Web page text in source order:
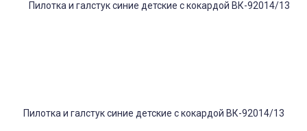
Пилотка и галстук синие детские с кокардой ВК-92014/13